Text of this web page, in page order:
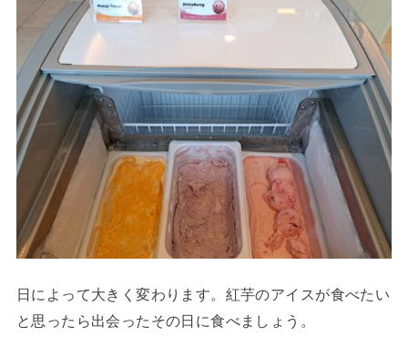
日によって大きく変わります。紅芋のアイスが食べたい
と思ったら出会ったその日に食べましょう。